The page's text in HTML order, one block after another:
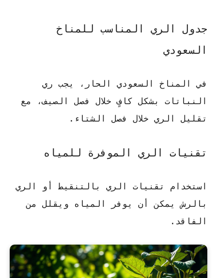
جدول الري المناسب للمناخ
السعودي
في المناخ السعودي الحار، يجب ري
النباتات بشكل كافٍ خلال فصل الصيف، مع
تقليل الري خلال فصل الشتاء.
تقنيات الري الموفرة للمياه
استخدام تقنيات الري بالتنقيط أو الري
بالرش يمكن أن يوفر المياه ويقلل من
الفاقد.